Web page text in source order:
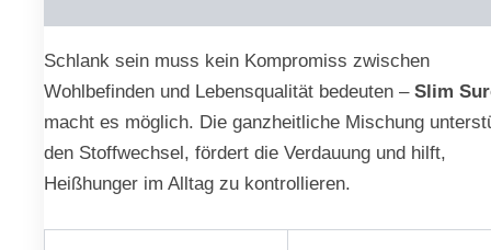
Schlank sein muss kein Kompromiss zwischen
Wohlbefinden und Lebensqualität bedeuten – Slim
macht es möglich. Die ganzheitliche Mischung
den Stoffwechsel, fördert die Verdauung und hilft,
Heißhunger im Alltag zu kontrollieren.